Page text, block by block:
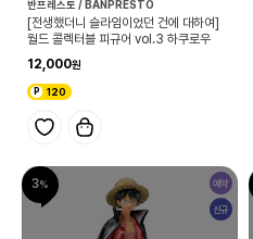
반프레스토 / BANPRESTO
[전생했더니 슬라임이었던 건에 대하여]
월드 콜렉터블 피규어 vol.3 하쿠로우
12,000
120
3 예약
신규